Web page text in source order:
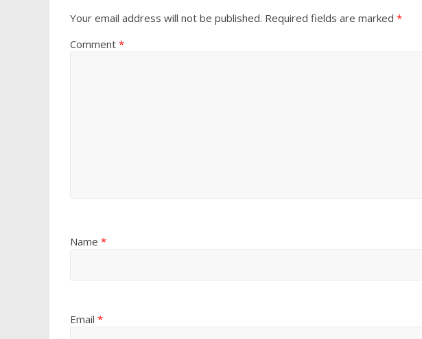
Your email address will not be published. Required fields are marked *
Comment *
Name *
Email *